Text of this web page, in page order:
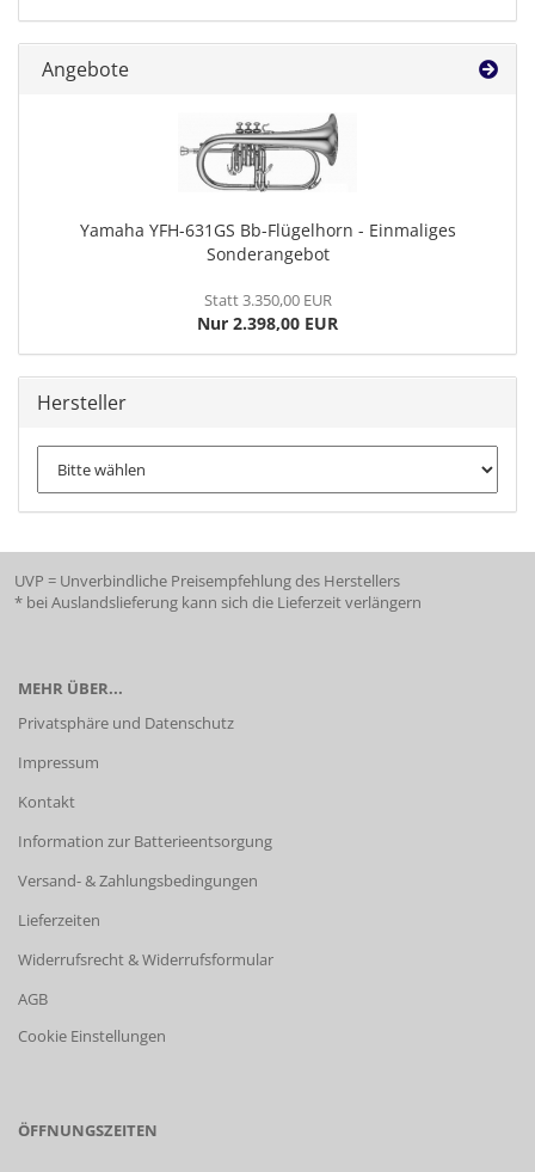
Angebote
Yamaha YFH-631GS Bb-Flügelhorn - Einmaliges
Sonderangebot
Statt 3.350,00 EUR
Nur 2.398,00 EUR
Hersteller
UVP = Unverbindliche Preisempfehlung des Herstellers
* bei Auslandslieferung kann sich die Lieferzeit verlängern
MEHR ÜBER...
Privatsphäre und Datenschutz
Impressum
Kontakt
Information zur Batterieentsorgung
Versand- & Zahlungsbedingungen
Lieferzeiten
Widerrufsrecht & Widerrufsformular
AGB
Cookie Einstellungen
ÖFFNUNGSZEITEN